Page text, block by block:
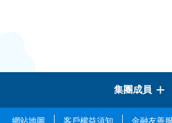
集團成員
網站地圖 客戶權益須知
金融友善